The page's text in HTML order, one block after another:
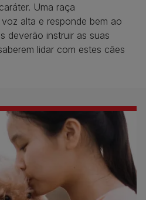
Uma raça
alta e responde bem ao
deverão instruir as suas
lidar com estes cães